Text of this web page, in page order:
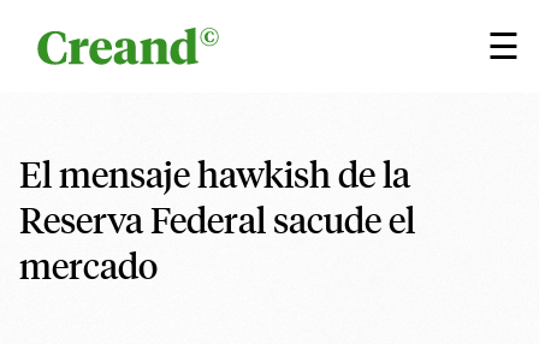
☰
×
El mensaje hawkish de la
Reserva Federal sacude el
mercado